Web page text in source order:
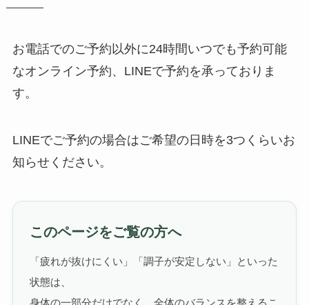
お電話でのご予約以外に24時間いつでも予約可能
なオンライン予約、LINEで予約を承っておりま
す。
LINEでご予約の場合はご希望の日時を3つくらいお
知らせください。
このページをご覧の方へ
「疲れが抜けにくい」「調子が安定しない」といった
状態は、
身体の一部分だけでなく、全体のバランスを整えるこ